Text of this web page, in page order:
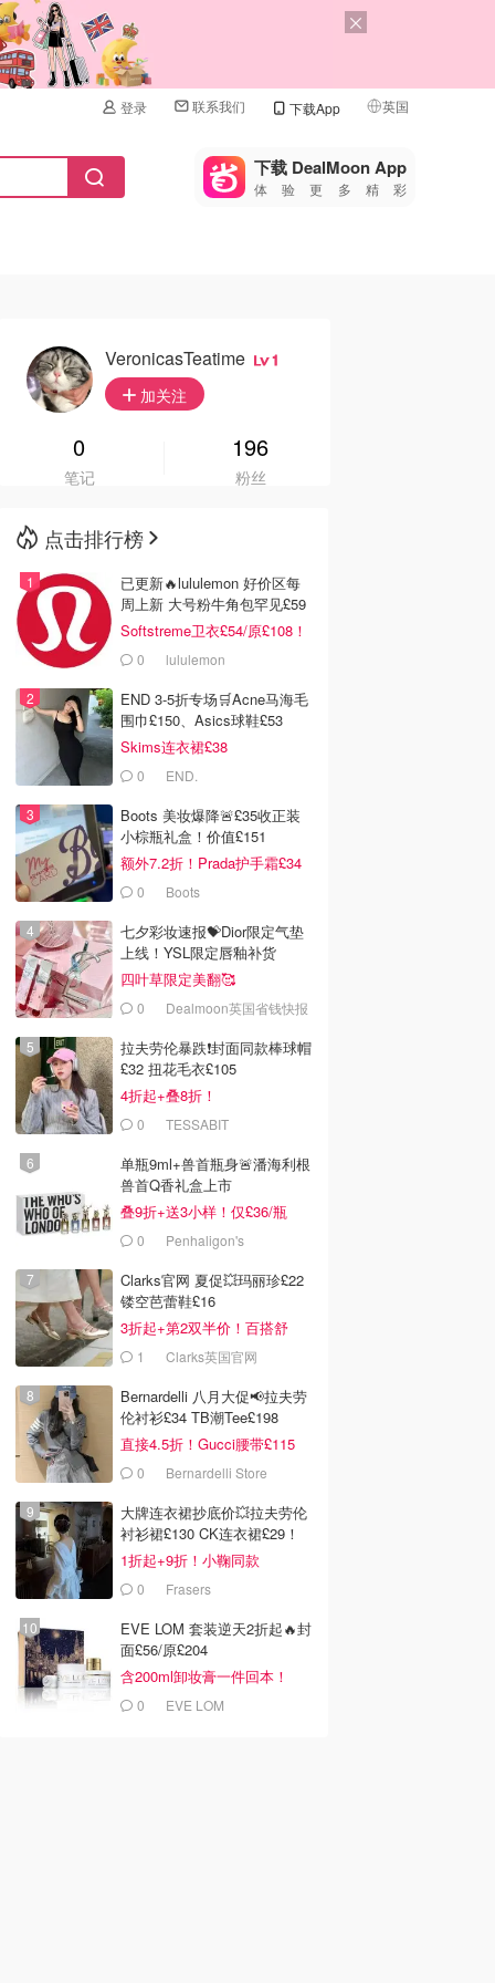
登录 联系我们 下载App 英国
🇺🇸
🇨🇳 中国
🇩🇪
🇮🇹
🇦🇺
下载 DealMoon App
体验更多精彩
VeronicasTeatime 1
加关注
0
笔记
196
粉丝
点击排行榜
已更新🔥lululemon 好价区每
周上新 大号粉牛角包罕见£59
Softstreme卫衣£54/原£108！
0 lululemon
END 3-5折专场🛒Acne马海毛
围巾£150、Asics球鞋£53
Skims连衣裙£38
0 END.
Boots 美妆爆降🚨£35收正装
小棕瓶礼盒！价值£151
额外7.2折！Prada护手霜£34
0 Boots
七夕彩妆速报💝Dior限定气垫
上线！YSL限定唇釉补货
四叶草限定美翻🥰
0 Dealmoon英国省钱快报
拉夫劳伦暴跌❗️封面同款棒球帽
£32 扭花毛衣£105
4折起+叠8折！
0 TESSABIT
单瓶9ml+兽首瓶身🚨潘海利根
兽首Q香礼盒上市
叠9折+送3小样！仅£36/瓶
0 Penhaligon's
Clarks官网 夏促💥玛丽珍£22
镂空芭蕾鞋£16
3折起+第2双半价！百搭舒
服！1 Clarks英国官网
Bernardelli 八月大促📢拉夫劳
伦衬衫£34 TB潮Tee£198
直接4.5折！Gucci腰带£115
0 Bernardelli Store
大牌连衣裙抄底价💥拉夫劳伦
衬衫裙£130 CK连衣裙£29！
1折起+9折！小鞠同款
Ganni£88
0 Frasers
EVE LOM 套装逆天2折起🔥封
面£56/原£204
含200ml卸妆膏一件回本！
0 EVE LOM